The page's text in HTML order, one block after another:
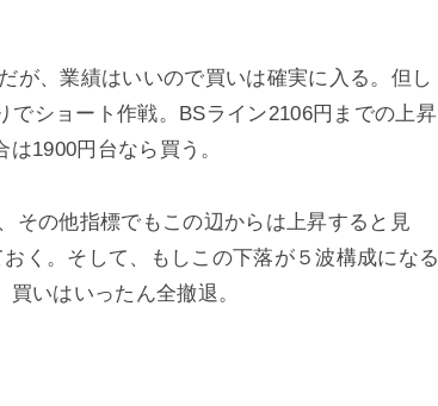
が、業績はいいので買いは確実に入る。但し
ショート作戦。BSライン2106円までの上昇
1900円台なら買う。
その他指標でもこの辺からは上昇すると見
く。そして、もしこの下落が５波構成になる
いはいったん全撤退。